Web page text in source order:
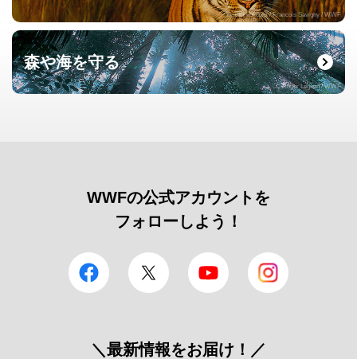
© naturepl.com / Francois Savigny / WWF
森や海を守る
© Roger Leguen / WWF
WWFの公式アカウントを
フォローしよう！
facebook Twitter YouTube
＼最新情報をお届け！／